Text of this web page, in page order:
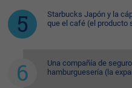
Starbucks Japón y la
que el café (el producto
Una compañía de
hamburguesería (la